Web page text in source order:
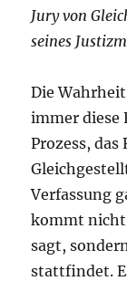
Jury von
seines
Die Wahrheit
immer diese
Prozess, das
Verfassung
kommt nicht
sagt,
stattfindet.